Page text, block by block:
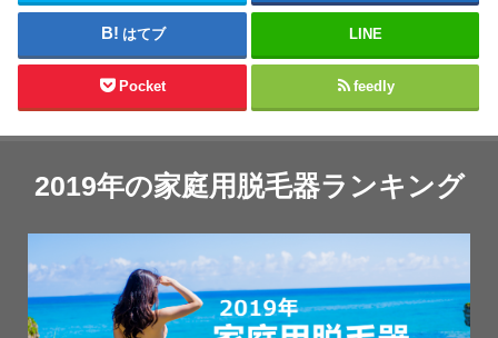
はてブ LINE
Pocket feedly
2019年の家庭用脱毛器ランキング